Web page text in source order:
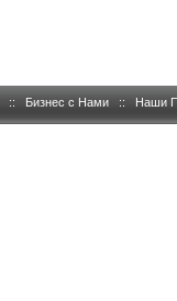
:: Бизнес с Нами :: Наши